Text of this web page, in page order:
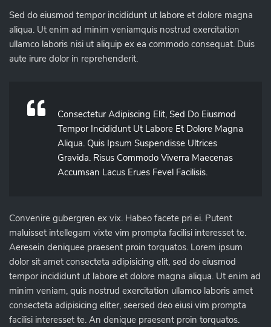
Sed do eiusmod tempor incididunt ut labore et dolore magna
aliqua. Ut enim ad minim veniamquis nostrud exercitation
ullamco laboris nisi ut aliquip ex ea commodo consequat. Duis
aute irure dolor in reprehenderit.
Consectetur Adipiscing Elit, Sed Do Eiusmod
Tempor Incididunt Ut Labore Et Dolore Magna
Aliqua. Quis Ipsum Suspendisse Ultrices
Gravida. Risus Commodo Viverra Maecenas
Accumsan Lacus Erues Fevel Facilisis.
Convenire gubergren ex vix. Habeo facete pri ei. Putent
maluisset intellegam vixte vim prompta facilisi interesset te.
Aeresein deniquee praesent proin torquatos. Lorem ipsum
dolor sit amet consecteta adipisicing elit, sed do eiusmod
tempor incididunt ut labore et dolore magna aliqua. Ut enim ad
minim veniam, quis nostrud exercitation ullamco laboris amet
consecteta adipisicing eliter, seersed deo eiusi vim prompta
facilisi interesset te. An denique praesent proin torquatos.